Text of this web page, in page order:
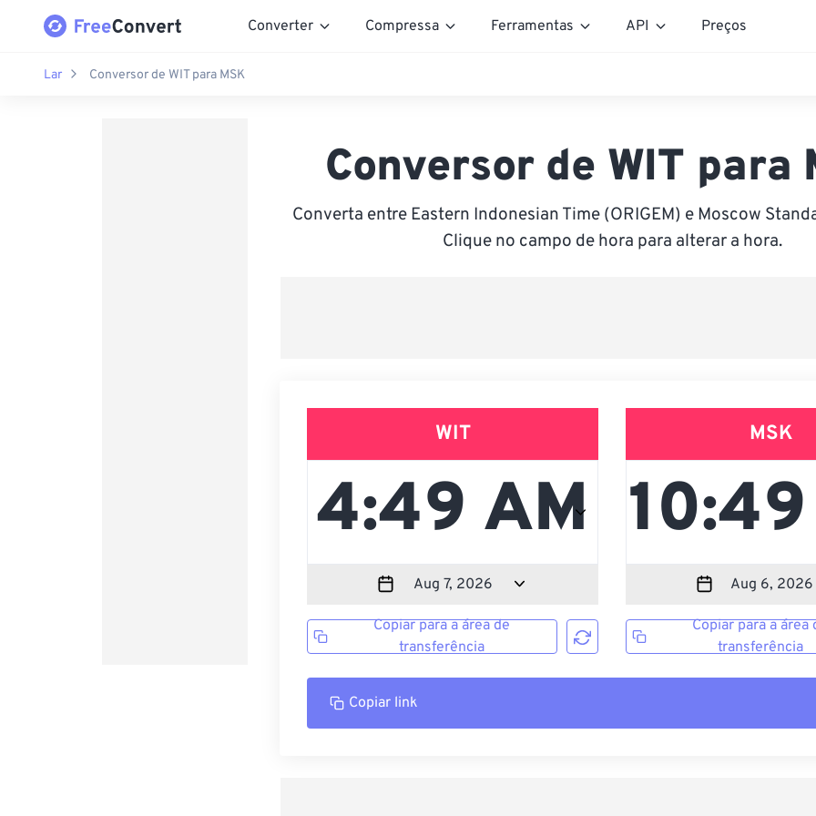
Converter Compressa Ferramentas API Preços
Lar Conversor de WIT para MSK
Conversor de WIT para
Converta entre Eastern Indonesian Time (ORIGEM) e Moscow
Clique no campo de hora para alterar a hora.
WIT
Copiar para a área de
transferência
MSK
Copiar para a área
transferência
Copiar link